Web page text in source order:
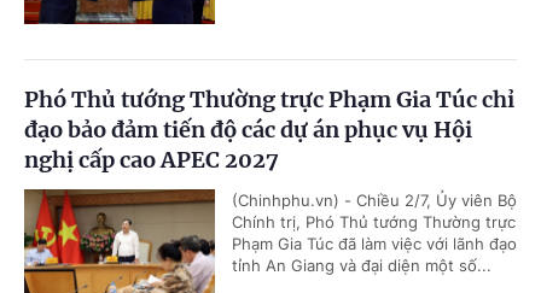
Phó Thủ tướng Thường trực Phạm Gia Túc chỉ
đạo bảo đảm tiến độ các dự án phục vụ Hội
nghị cấp cao APEC 2027
(Chinhphu.vn) - Chiều 2/7, Ủy viên Bộ
Chính trị, Phó Thủ tướng Thường trực
Phạm Gia Túc đã làm việc với lãnh đạo
tỉnh An Giang và đại diện một số...